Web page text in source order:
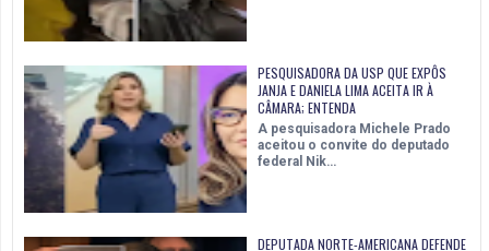
PESQUISADORA DA USP QUE EXPÔS
JANJA E DANIELA LIMA ACEITA IR À
CÂMARA; ENTENDA
A pesquisadora Michele Prado
aceitou o convite do deputado
federal Nik…
DEPUTADA NORTE-AMERICANA DEFENDE